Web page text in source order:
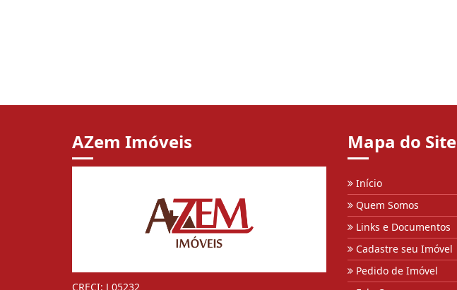
AZem Imóveis
CRECI: J 05232
Mapa do Site
Início
Quem Somos
Links e Documentos
Cadastre seu Imóvel
Pedido de Imóvel